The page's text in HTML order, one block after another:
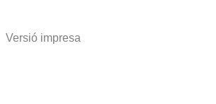
Versió impresa